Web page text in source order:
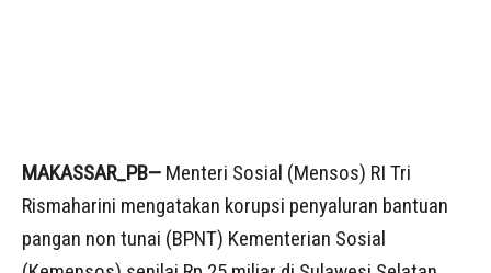
MAKASSAR_PB— Menteri Sosial (Mensos) RI Tri
Rismaharini mengatakan korupsi penyaluran bantuan
pangan non tunai (BPNT) Kementerian Sosial